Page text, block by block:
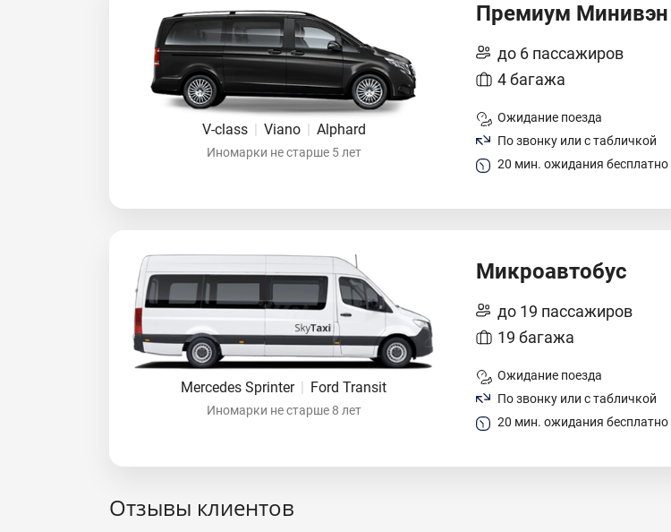
V-class | Viano | Alphard
Иномарки не старше 5 лет
Премиум Минивэн
до 6 пассажиров
4 багажа
Ожидание поезда
По звонку или с табличкой
20 мин. ожидания бесплатно
Mercedes Sprinter | Ford Transit
Иномарки не старше 8 лет
Микроавтобус
до 19 пассажиров
19 багажа
Ожидание поезда
По звонку или с табличкой
20 мин. ожидания бесплатно
Отзывы клиентов